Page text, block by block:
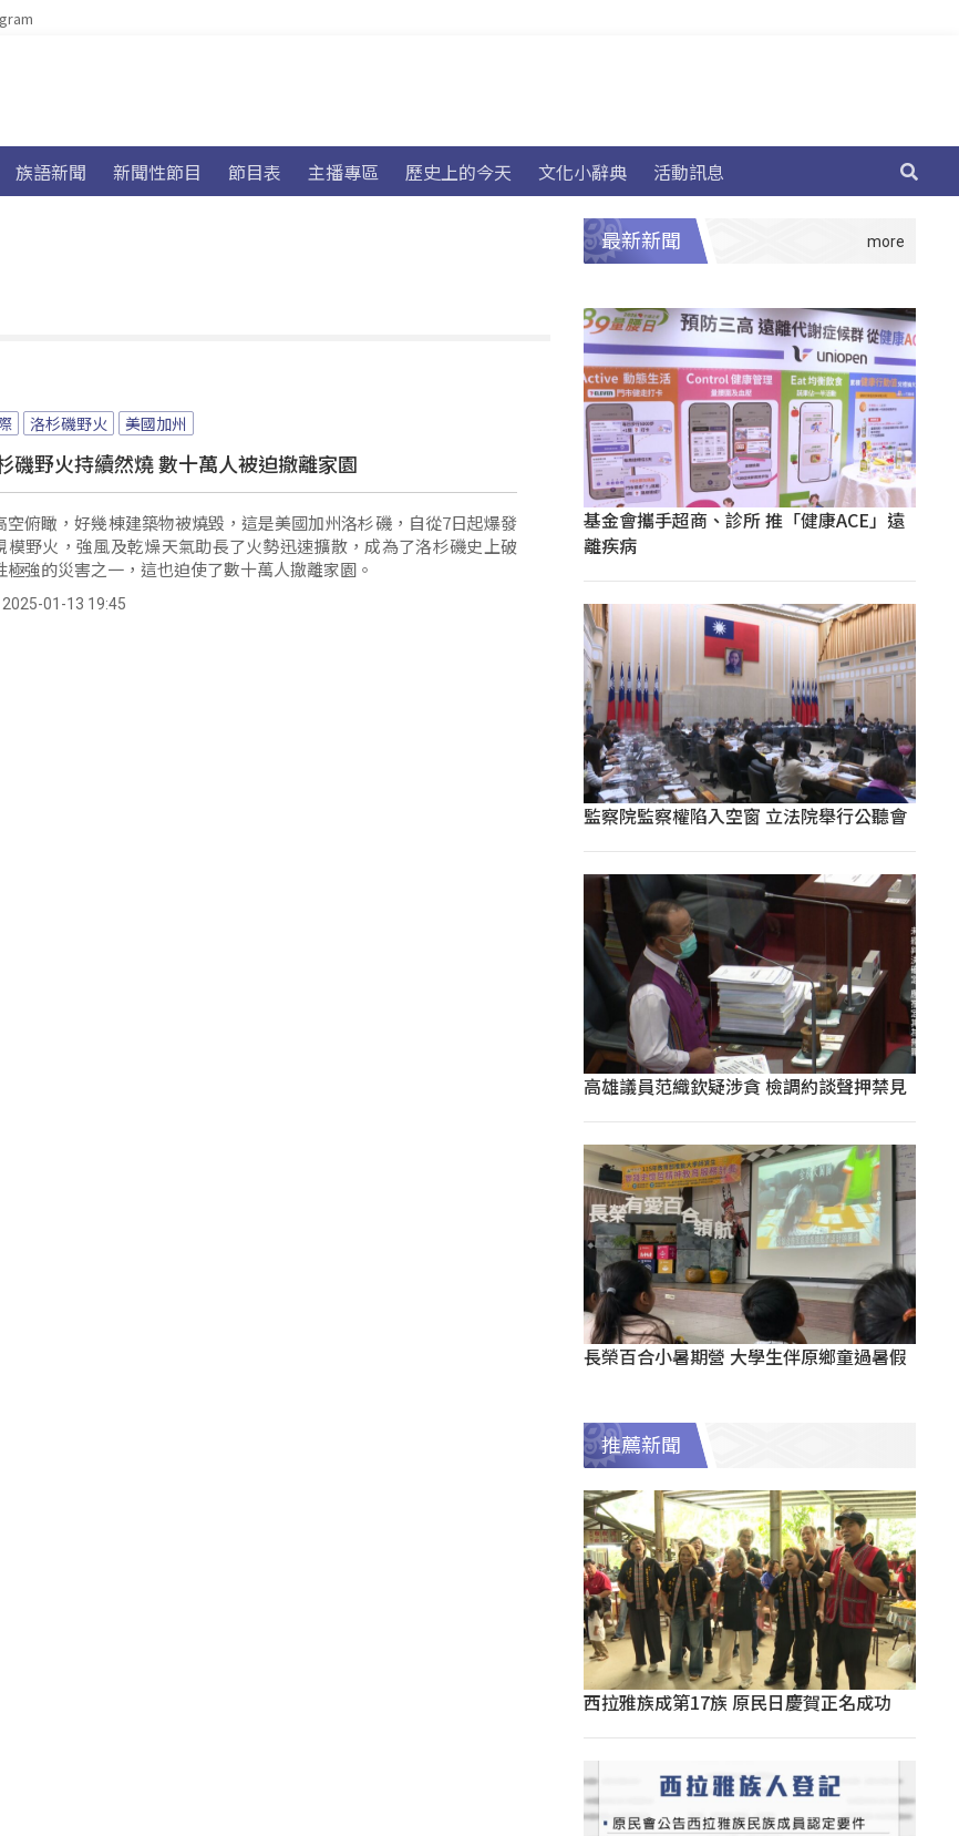
族語新聞 新聞性節目 節目表 主播專區 歷史上的今天 文化小辭典 活動訊息
洛杉磯野火 美國加州
磯野火持續然燒 數十萬人被迫撤離家園
空俯瞰，好幾棟建築物被燒毀，這是美國加州洛杉磯，自從7日起爆發
模野火，強風及乾燥天氣助長了火勢迅速擴散，成為了洛杉磯史上破
極強的災害之一，這也迫使了數十萬人撤離家園。
2025-01-13 19:45
最新新聞
基金會攜手超商、診所 推「健康ACE」遠
離疾病
監察院監察權陷入空窗 立法院舉行公聽會
高雄議員范織欽疑涉貪 檢調約談聲押禁見
長榮百合小暑期營 大學生伴原鄉童過暑假
推薦新聞
西拉雅族成第17族 原民日慶賀正名成功